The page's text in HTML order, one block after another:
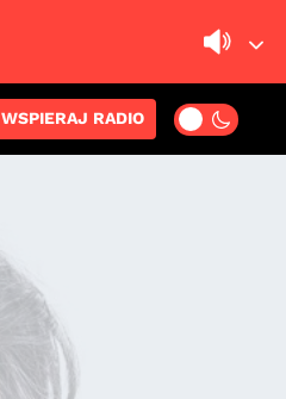
WSPIERAJ RADIO